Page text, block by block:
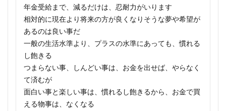
年金受給まで、減るだけは、忍耐力がいります
相対的に現在より将来の方が良くなりそうな夢や希望が
あるのは良い事だ
一般の生活水準より、プラスの水準にあっても、慣れる
し飽きる
つまらない事、しんどい事は、お金を出せば、やらなく
て済むが
面白い事と楽しい事は、慣れるし飽きるから、お金で買
える物事は、なくなる